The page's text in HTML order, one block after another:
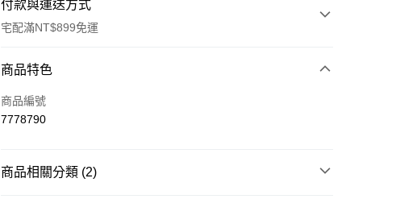
付款與運送方式
宅配滿NT$899免運
付款方式
信用卡一次付款
商品特色
商品編號
7778790
商品相關分類 (2)